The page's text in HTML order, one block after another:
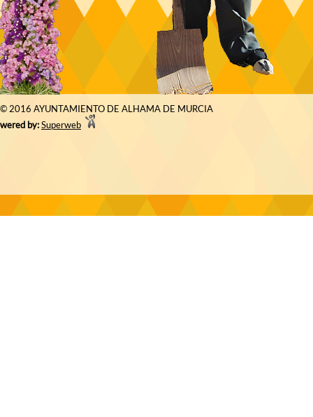
© 2016 AYUNTAMIENTO DE ALHAMA DE MURCIA
by:Superweb